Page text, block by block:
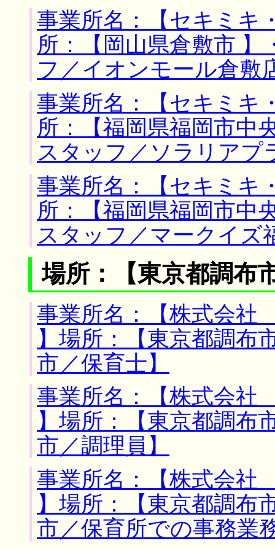
事業所名：【セキミ
所：【岡山県倉敷市
フ／イオンモール倉敷
事業所名：【セキミ
所：【福岡県福岡市中
スタッフ／ソラリアプ
事業所名：【セキミ
所：【福岡県福岡市中
スタッフ／マークイズ
場所：【東京都調布
事業所名：【株式会
】場所：【東京都調布
市／保育士】
事業所名：【株式会
】場所：【東京都調布
市／調理員】
事業所名：【株式会
】場所：【東京都調布
市／保育所での事務業